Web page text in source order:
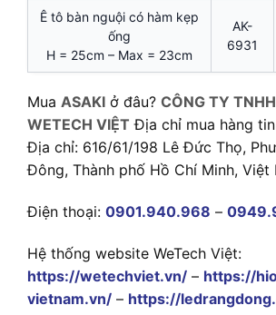
Ê tô bàn nguội có hàm kẹp
ống
H = 25cm – Max = 23cm
AK-
6931
Mua ASAKI ở đâu? CÔNG TY
WETECH VIỆT Địa chỉ mua hàng
Địa chỉ: 616/61/198 Lê Đức Thọ,
Đông, Thành phố Hồ Chí Minh, Việt
Điện thoại: 0901.940.968 –
Hệ thống website WeTech Việt:
https://wetechviet.vn/ – https://
vietnam.vn/ – https://